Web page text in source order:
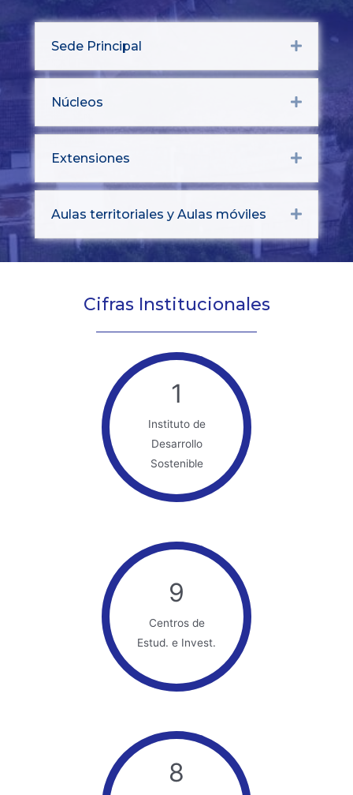
Sede Principal Expand
Núcleos Expand
Extensiones Expand
Aulas territoriales y Aulas móviles Expand
Cifras Institucionales
1
Instituto de
Desarrollo
Sostenible
9
Centros de
Estud. e Invest.
8